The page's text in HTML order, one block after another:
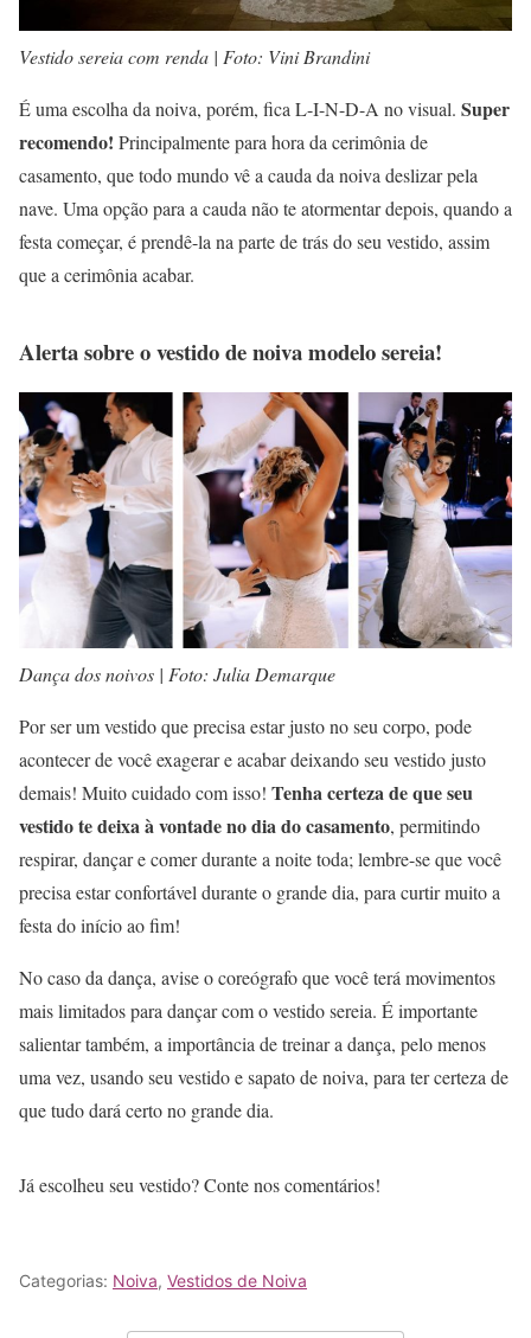
Vestido sereia com renda | Foto: Vini Brandini
É uma escolha da noiva, porém, fica L-I-N-D-A no visual. Super
recomendo! Principalmente para hora da cerimônia de
casamento, que todo mundo vê a cauda da noiva deslizar pela
nave. Uma opção para a cauda não te atormentar depois, quando a
festa começar, é prendê-la na parte de trás do seu vestido, assim
que a cerimônia acabar.
Alerta sobre o vestido de noiva modelo sereia!
Dança dos noivos | Foto: Julia Demarque
Por ser um vestido que precisa estar justo no seu corpo, pode
acontecer de você exagerar e acabar deixando seu vestido justo
demais! Muito cuidado com isso! Tenha certeza de que seu
vestido te deixa à vontade no dia do casamento, permitindo
respirar, dançar e comer durante a noite toda; lembre-se que você
precisa estar confortável durante o grande dia, para curtir muito a
festa do início ao fim!
No caso da dança, avise o coreógrafo que você terá movimentos
mais limitados para dançar com o vestido sereia. É importante
salientar também, a importância de treinar a dança, pelo menos
uma vez, usando seu vestido e sapato de noiva, para ter certeza de
que tudo dará certo no grande dia.
Já escolheu seu vestido? Conte nos comentários!
Categorias: Noiva, Vestidos de Noiva